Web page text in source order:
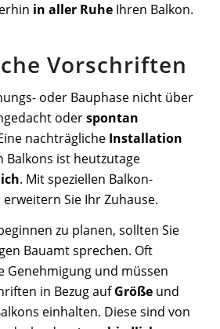
in aller RuheIhren Balkon.
Vorschriften
oder Bauphase nicht über
oderspontan
nachträgliche Installation
Balkons ist heutzutage
. Mit speziellen Balkon-
erweitern Sie Ihr Zuhause.
zu planen, sollten Sie
Bauamt sprechen. Oft
Genehmigung und müssen
in Bezug aufGrößeund
einhalten. Diese sind von